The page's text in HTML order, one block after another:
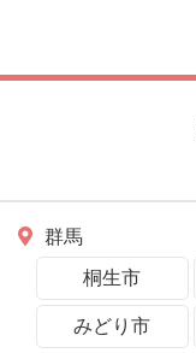
群馬
桐生市
みどり市